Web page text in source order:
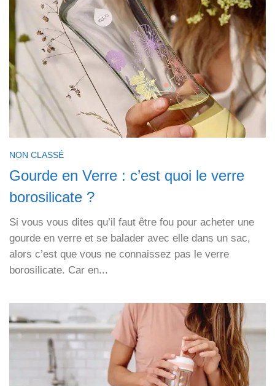
NON CLASSÉ
Gourde en Verre : c’est quoi le verre
borosilicate ?
Si vous vous dites qu’il faut être fou pour acheter une
gourde en verre et se balader avec elle dans un sac,
alors c’est que vous ne connaissez pas le verre
borosilicate. Car en...